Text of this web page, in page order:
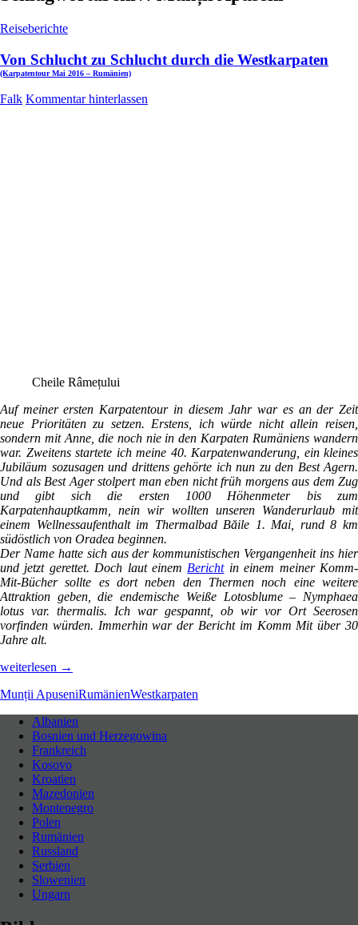
Reiseberichte
Von Schlucht zu Schlucht durch die Westkarpaten
(Karpatentour Mai 2016 – Rumänien)
Falk Kommentar hinterlassen
Cheile Râmețului
Auf meiner ersten Karpatentour in diesem Jahr war es an der Zeit
neue Prioritäten zu setzen. Erstens, ich würde nicht allein reisen,
sondern mit Anne, die noch nie in den Karpaten Rumäniens wandern
war. Zweitens startete ich meine 40. Karpatenwanderung, ein kleines
Jubiläum sozusagen und drittens gehörte ich nun zu den Best Agern.
Und als Best Ager stolpert man eben nicht früh morgens aus dem Zug
und gibt sich die ersten 1000 Höhenmeter bis zum
Karpatenhauptkamm, nein wir wollten unseren Wanderurlaub mit
einem Wellnessaufenthalt im Thermalbad Băile 1. Mai, rund 8 km
südöstlich von Oradea beginnen.
Der Name hatte sich aus der kommunistischen Vergangenheit ins hier
und jetzt gerettet. Doch laut einem Berichtin einem meiner Komm-
Mit-Bücher sollte es dort neben den Thermen noch eine weitere
Attraktion geben, die endemische Weiße Lotosblume – Nymphaea
lotus var. thermalis. Ich war gespannt, ob wir vor Ort Seerosen
vorfinden würden. Immerhin war der Bericht im Komm Mit über 30
Jahre alt.
Von
zu
durch
Westkarpaten
(Karpatentour
Rumänien)
weiterlesen →
Munții ApuseniRumänienWestkarpaten
Neues entdecken durch Langsamkeit
Albanien
Bosnien und Herzegowina
Frankreich
Kosovo
Kroatien
Mazedonien
Montenegro
Polen
Rumänien
Russland
Serbien
Slowenien
Ungarn